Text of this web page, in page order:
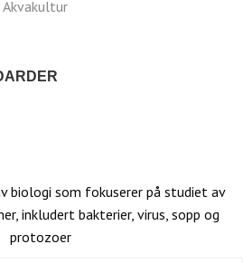
biologi som fokuserer på studiet av
inkludert bakterier, virus, sopp og
protozoer